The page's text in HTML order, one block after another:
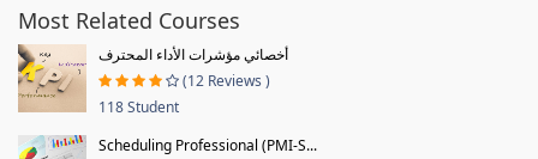
Most Related Courses
أخصائي مؤشرات الأداء المحترف
(12 Reviews )
118 Student
Scheduling Professional (PMI-S...